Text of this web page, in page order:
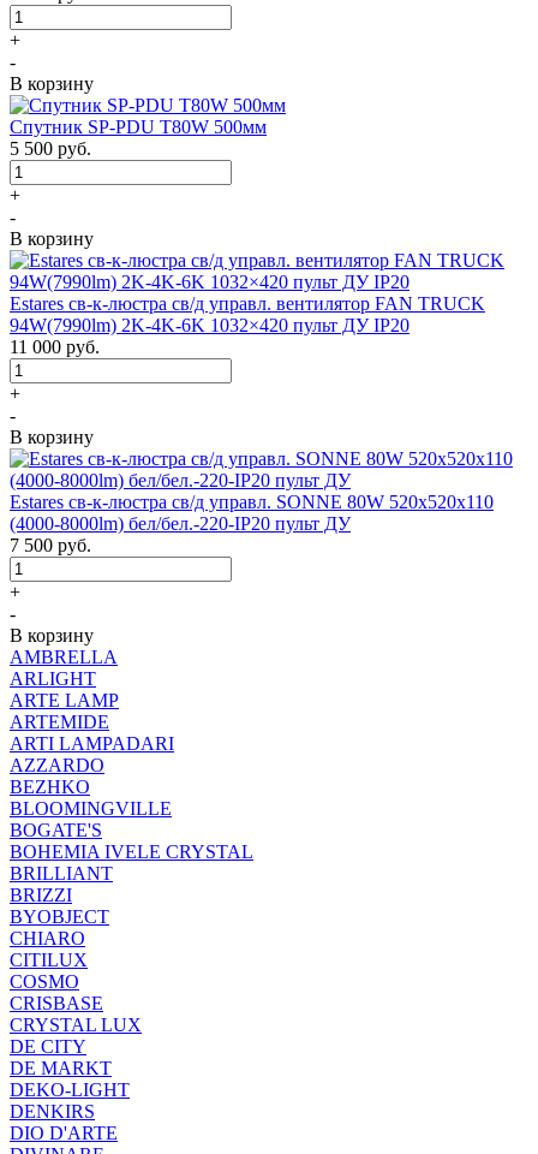
+
-
В корзину
Спутник SP-PDU T80W 500мм
5 500 руб.
+
-
В корзину
Estares св-к-люстра св/д управл. вентилятор FAN TRUCK
94W(7990lm) 2K-4K-6K 1032×420 пульт ДУ IP20
11 000 руб.
+
-
В корзину
Estares св-к-люстра св/д управл. SONNE 80W 520x520x110
(4000-8000lm) бел/бел.-220-IP20 пульт ДУ
7 500 руб.
+
-
В корзину
AMBRELLA
ARLIGHT
ARTE LAMP
ARTEMIDE
ARTI LAMPADARI
AZZARDO
BEZHKO
BLOOMINGVILLE
BOGATE'S
BOHEMIA IVELE CRYSTAL
BRILLIANT
BRIZZI
BYOBJECT
CHIARO
CITILUX
COSMO
CRISBASE
CRYSTAL LUX
DE CITY
DE MARKT
DEKO-LIGHT
DENKIRS
DIO D'ARTE